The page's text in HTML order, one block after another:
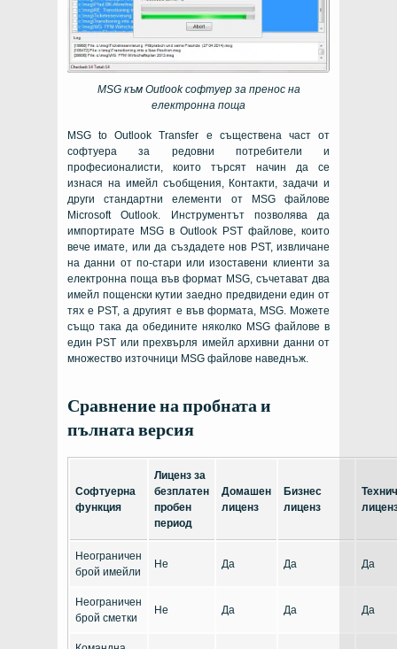
MSGкъм Outlookсофтуер за пренос на
електронна поща
MSG to Outlook Transfer е съществена част от
софтуера за редовни потребители и
професионалисти, които търсят начин да се
изнася на имейл съобщения, Контакти, задачи и
други стандартни елементи от
MSGфайлове
Microsoft Outlook. Инструментът позволява да
импортирате MSG в Outlook PST файлове, които
вече имате, или да създадете нов PST, извличане
на данни от по-стари или изоставени клиенти за
електронна поща във формат MSG, съчетават два
имейл пощенски кутии заедно предвидени един от
тях е PST, а другият е във формата, MSG. Можете
също така да обедините няколко MSG файлове в
един PST или прехвърля имейл архивни данни от
множество източници MSG файлове наведнъж.
Сравнение на пробната и
пълната версия
Софтуерна
функция
Лиценз за
безплатен
пробен
период
Домашен
лиценз
Бизнес
лиценз
Неограничен
брой имейли
Не Да Да Да
Неограничен
брой сметки
Не Да Да Да